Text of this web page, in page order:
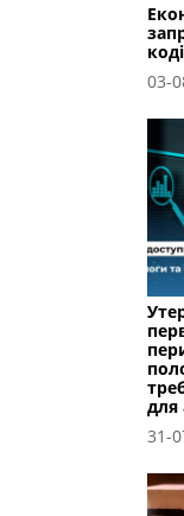
03-
для
31-